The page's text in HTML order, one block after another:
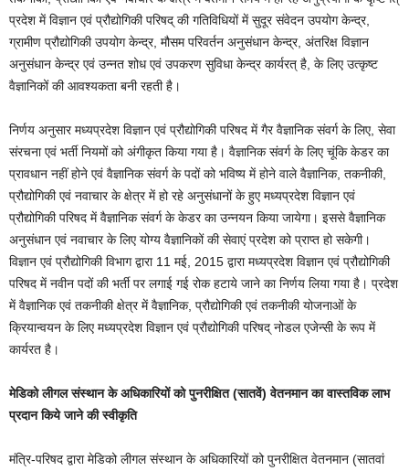
प्रदेश में विज्ञान एवं प्रौद्योगिकी परिषद् की गतिविधियों में सुदूर संवेदन उपयोग केन्द्र,
ग्रामीण प्रौद्योगिकी उपयोग केन्द्र, मौसम परिवर्तन अनुसंधान केन्द्र, अंतरिक्ष विज्ञान
अनुसंधान केन्द्र एवं उन्नत शोध एवं उपकरण सुविधा केन्द्र कार्यरत् है, के लिए उत्कृष्ट
वैज्ञानिकों की आवश्यकता बनी रहती है।
निर्णय अनुसार मध्यप्रदेश विज्ञान एवं प्रौद्योगिकी परिषद में गैर वैज्ञानिक संवर्ग के लिए, सेवा
संरचना एवं भर्ती नियमों को अंगीकृत किया गया है। वैज्ञानिक संवर्ग के लिए चूंकि केडर का
प्रावधान नहीं होने एवं वैज्ञानिक संवर्ग के पदों को भविष्य में होने वाले वैज्ञानिक, तकनीकी,
प्रौद्योगिकी एवं नवाचार के क्षेत्र में हो रहे अनुसंधानों के हुए मध्यप्रदेश विज्ञान एवं
प्रौद्योगिकी परिषद में वैज्ञानिक संवर्ग के केडर का उन्नयन किया जायेगा। इससे वैज्ञानिक
अनुसंधान एवं नवाचार के लिए योग्य वैज्ञानिकों की सेवाएं प्रदेश को प्राप्त हो सकेगी।
विज्ञान एवं प्रौद्योगिकी विभाग द्वारा 11 मई, 2015 द्वारा मध्यप्रदेश विज्ञान एवं प्रौद्योगिकी
परिषद में नवीन पदों की भर्ती पर लगाई गई रोक हटाये जाने का निर्णय लिया गया है। प्रदेश
में वैज्ञानिक एवं तकनीकी क्षेत्र में वैज्ञानिक, प्रौद्योगिकी एवं तकनीकी योजनाओं के
क्रियान्वयन के लिए मध्यप्रदेश विज्ञान एवं प्रौद्योगिकी परिषद् नोडल एजेन्सी के रूप में
कार्यरत है।
मेडिको लीगल संस्थान के अधिकारियों को पुनरीक्षित (सातवें) वेतनमान का वास्तविक लाभ
प्रदान किये जाने की स्वीकृति
मंत्रि-परिषद द्वारा मेडिको लीगल संस्थान के अधिकारियों को पुनरीक्षित वेतनमान (सातवां